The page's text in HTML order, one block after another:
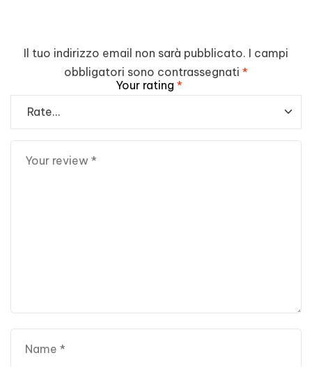
Il tuo indirizzo email non sarà pubblicato. I campi
obbligatori sono contrassegnati *
Your rating *